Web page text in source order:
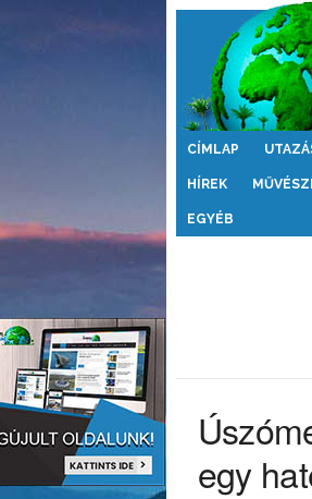
Érdekes
CÍMLAP
HÍREK
EGYÉB
egy